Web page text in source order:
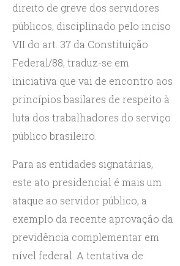
direito de greve dos servidores
públicos, disciplinado pelo inciso
VII do art. 37 da Constituição
Federal/88, traduz-se em
iniciativa que vai de encontro aos
princípios basilares de respeito à
luta dos trabalhadores do serviço
público brasileiro.
Para as entidades signatárias,
este ato presidencial é mais um
ataque ao servidor público, a
exemplo da recente aprovação da
previdência complementar em
nível federal. A tentativa de